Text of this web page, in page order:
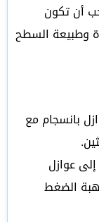
أن تكون
وطبيعة السطح
بانسجام مع
عوازل
الضغط